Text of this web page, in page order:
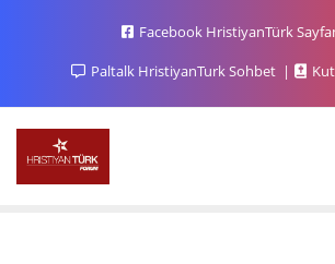
Facebook HristiyanTürk
Paltalk HristiyanTurk Sohbet